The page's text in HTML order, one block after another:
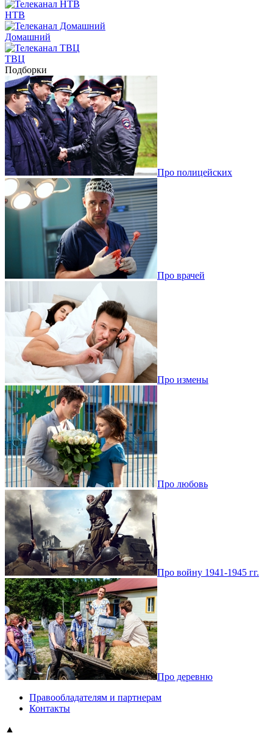
НТВ
Домашний
ТВЦ
Подборки
Про полицейских
Про врачей
Про измены
Про любовь
Про войну 1941-1945 гг.
Про деревню
Правообладателям и партнерам
Контакты
▲